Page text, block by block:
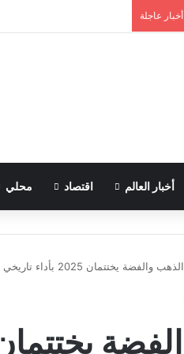
أخبار عاجلة
أخبار العالم اقتصاد محلي
الذهب والفضة يختتمان 2025 بأداء تاريخي هو الأفضل منذ 45 عامًا